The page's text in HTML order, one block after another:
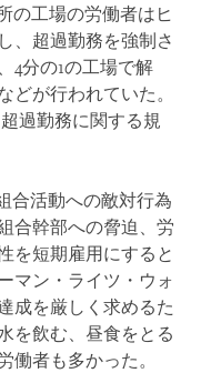
の工場の労働者はヒ
、超過勤務を強制さ
4分の1の工場で解
どが行われていた。
過勤務に関する規
合活動への敵対行為
合幹部への脅迫、労
を短期雇用にすると
マン・ライツ・ウォ
成を厳しく求めるた
を飲む、昼食をとる
働者も多かった。